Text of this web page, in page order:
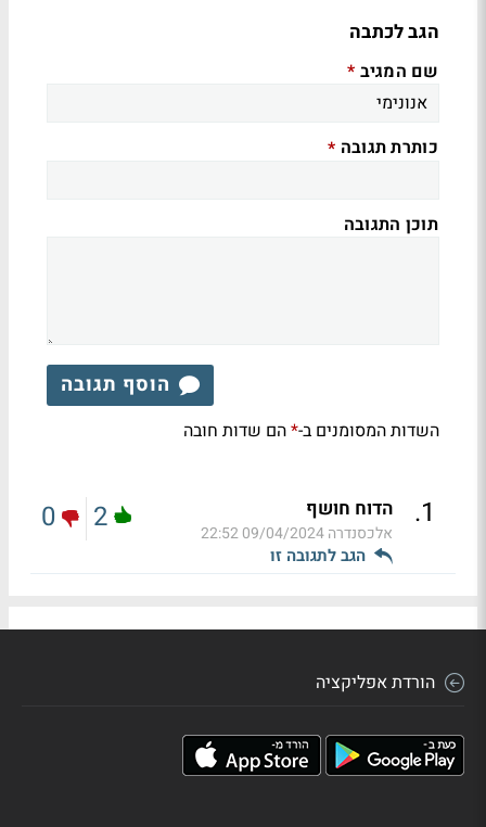
הגב לכתבה
שם המגיב *
כותרת תגובה *
תוכן התגובה
הוסף תגובה
השדות המסומנים ב-*הם שדות חובה
1
. הדוח חושף
אלכסנדרה09/04/2024 22:52
הגב לתגובה זו
2
0
הורדת אפליקציה